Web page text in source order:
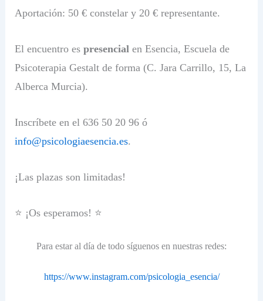
Aportación: 50 € constelar y 20 € representante.
El encuentro es presencialen Esencia, Escuela de
Psicoterapia Gestalt de forma (C. Jara Carrillo, 15, La
Alberca Murcia).
Inscríbete en el 636 50 20 96 ó
info@psicologiaesencia.es.
¡Las plazas son limitadas!
⭐ ¡Os esperamos! ⭐
Para estar al día de todo síguenos en nuestras redes:
https://www.instagram.com/psicologia_esencia/